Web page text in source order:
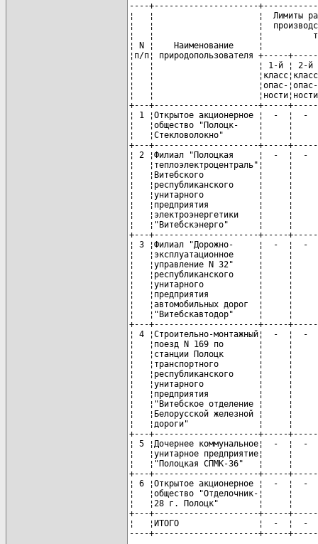
----+---------------------
¦   ¦                     ¦  Лимиты
¦   ¦                     ¦
¦   ¦                     ¦          тонн в
¦ N ¦    Наименование     ¦
¦п/п¦ природопользователя
¦   ¦                     ¦ 1-й ¦ 2-й ¦
¦   ¦
¦   ¦                     ¦опас-¦опас-
¦   ¦
+---+---------------------+-----
¦ 1 ¦Открытое акционерное ¦
¦   ¦общество "Полоцк-    ¦
¦   ¦Стекловолокно"       ¦
+---+---------------------+-----
¦ 2 ¦Филиал "Полоцкая     ¦  -
¦
¦   ¦Витебского           ¦
¦   ¦республиканского     ¦
¦   ¦унитарного           ¦
¦   ¦предприятия          ¦
¦   ¦электроэнергетики    ¦
¦   ¦"Витебскэнерго"      ¦
+---+---------------------+-----
¦ 3 ¦Филиал "Дорожно-     ¦  -
¦   ¦эксплуатационное     ¦
¦   ¦управление N 32"     ¦
¦   ¦республиканского     ¦
¦   ¦унитарного           ¦
¦   ¦предприятия          ¦
¦   ¦автомобильных дорог  ¦
¦   ¦"Витебскавтодор"     ¦
+---+---------------------+-----
¦ 4 ¦Строительно-
¦   ¦поезд N 169 по       ¦
¦   ¦станции Полоцк       ¦
¦   ¦транспортного        ¦
¦   ¦республиканского     ¦
¦   ¦унитарного           ¦
¦   ¦предприятия          ¦
¦   ¦"Витебское отделение ¦
¦   ¦Белорусской железной
¦   ¦дороги"              ¦     ¦
+---+---------------------+-----
¦ 5 ¦Дочернее коммунальное¦
¦   ¦унитарное
¦   ¦"Полоцкая СПМК-36"   ¦
+---+---------------------+-----
¦ 6 ¦Открытое акционерное ¦
¦   ¦общество "Отделочник-
¦   ¦28 г. Полоцк"        ¦
+---+---------------------+-----
¦   ¦ИТОГО                ¦  -  ¦  -
----+---------------------+-----